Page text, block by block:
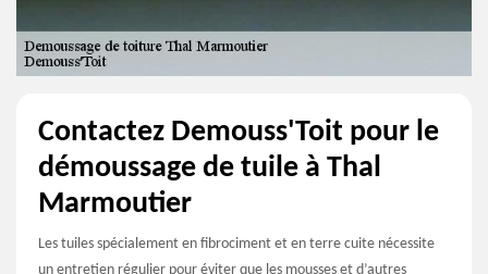
Contactez Demouss'Toit pour le
démoussage de tuile à Thal
Marmoutier
Les tuiles spécialement en fibrociment et en terre cuite nécessite
un entretien régulier pour éviter que les mousses et d’autres